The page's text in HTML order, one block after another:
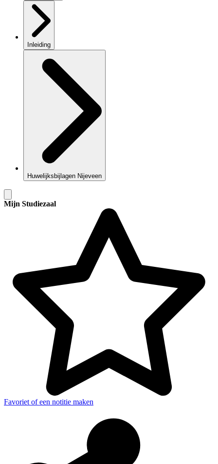
Inleiding
Huwelijksbijlagen Nijeveen
Mijn Studiezaal
Favoriet of een notitie maken